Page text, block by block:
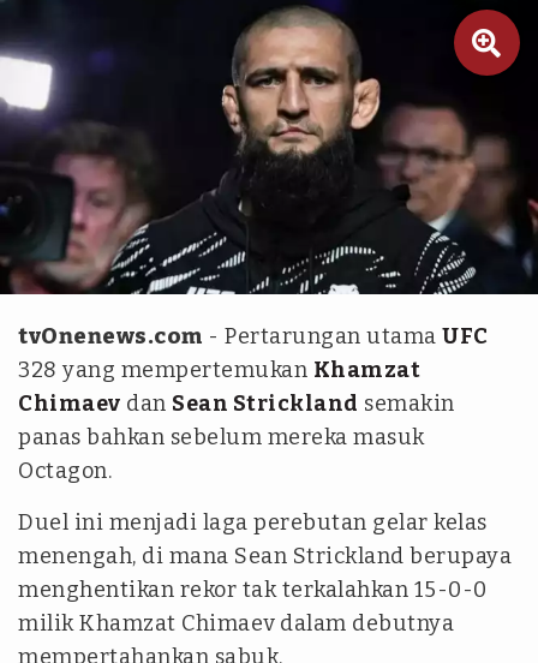

Instagram @khamzat_chimaev
tvOnenews.com - Pertarungan utama UFC
328 yang mempertemukan Khamzat
Chimaev dan Sean Strickland semakin
panas bahkan sebelum mereka masuk
Octagon.
Duel ini menjadi laga perebutan gelar kelas
menengah, di mana Sean Strickland berupaya
menghentikan rekor tak terkalahkan 15-0-0
milik Khamzat Chimaev dalam debutnya
mempertahankan sabuk.